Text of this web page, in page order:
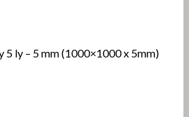
5 ly – 5 mm (1000×1000 x 5mm)